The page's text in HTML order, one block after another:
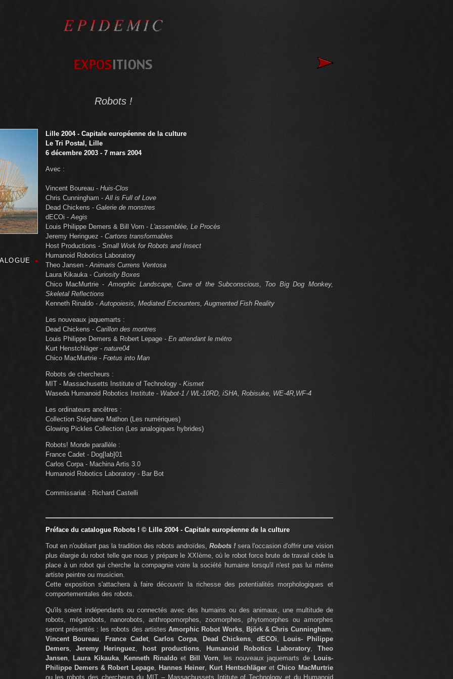
Robots !
Lille 2004 - Capitale européenne de la culture
Le Tri Postal, Lille
6 décembre 2003 - 7 mars 2004
Avec :
Vincent Boureau - Huis-Clos
Chris Cunningham -All is Full of Love
Dead Chickens - Galerie de monstres
dECOi -Aegis
Louis Philippe Demers & Bill Vorn - L'assemblée, Le Procès
Jeremy Heringuez - Cartons transformables
Host Productions - Small Work for Robots and Insect
Humanoid Robotics Laboratory
Theo Jansen -Animaris Currens Ventosa
Laura Kikauka - Curiosity Boxes
Chico MacMurtrie -Amorphic Landscape, Cave of the Subconscious, Too Big Dog Monkey,
Skeletal Reflections
Kenneth Rinaldo -Autopoiesis, Mediated Encounters, Augmented Fish Reality
Les nouveaux jaquemarts :
Dead Chickens - Carillon des montres
Louis Philippe Demers & Robert Lepage - En attendant le métro
Kurt Henstchläger - nature04
Chico MacMurtrie - Fœtus into Man
Robots de chercheurs :
MIT - Massachusetts Institute of Technology - Kismet
Waseda Humanoid Robotics Institute - Wabot-1 / WL-10RD, iSHA, Robisuke, WE-4R,WF-4
Les ordinateurs ancêtres :
Collection Stéphane Mathon (Les numériques)
Glowing Pickles Collection (Les analogiques hybrides)
Robots! Monde parallèle :
France Cadet - Dog[lab]01
Carlos Corpa - Machina Artis 3.0
Humanoid Robotics Laboratory - Bar Bot
Commissariat : Richard Castelli
Préface du catalogue Robots ! © Lille 2004 - Capitale européenne de la culture
Tout en n'oubliant pas la tradition des robots androïdes,Robots ! sera l'occasion d'offrir une vision
plus élargie du robot telle que nous y prépare le XXIème, où le robot force brute de travail cède la
place à un robot qui cherche la compagnie voire la société humaine lorsqu'il n'est pas lui même
artiste peintre ou musicien.
Cette exposition s'attachera à faire découvrir la richesse des potentialités morphologiques et
comportementales des robots.
Qu'ils soient indépendants ou connectés avec des humains ou des animaux, une multitude de
robots, mégarobots, nanorobots, anthropomorphes, zoomorphes, phytomorphes ou amorphes
seront présentés : les robots des artistesAmorphic Robot Works, Björk & Chris Cunningham
Vincent Boureau
France Cadet,Carlos Corpa Dead Chickens ,dECOi
Louis- Philippe
Demers,Jeremy Heringuez host productions Humanoid Robotics Laboratory, Theo
Jansen,Laura Kikauka, Kenneth RinaldoetBill Vorn, les nouveaux jaquemarts de Louis-
Philippe Demers & Robert Lepage, Hannes Heiner Kurt Hentschläger etChico MacMurtrie
ou les robots des chercheurs du MIT – Massachussets Intitute of Technology et du Humanoid